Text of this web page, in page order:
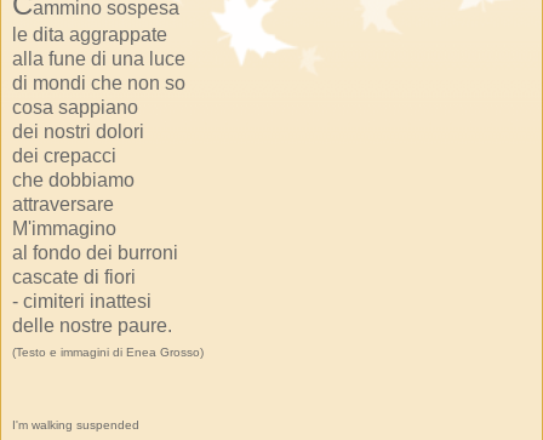
ammino sospesa
le dita aggrappate
alla fune di una luce
di mondi che non so
cosa sappiano
dei nostri dolori
dei crepacci
che dobbiamo
attraversare
M'immagino
al fondo dei burroni
cascate di fiori
- cimiteri inattesi
delle nostre paure.
(Testo e immagini di Enea Grosso)
I'm walking suspended